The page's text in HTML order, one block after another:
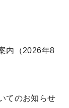
内（2026年8
てのお知らせ